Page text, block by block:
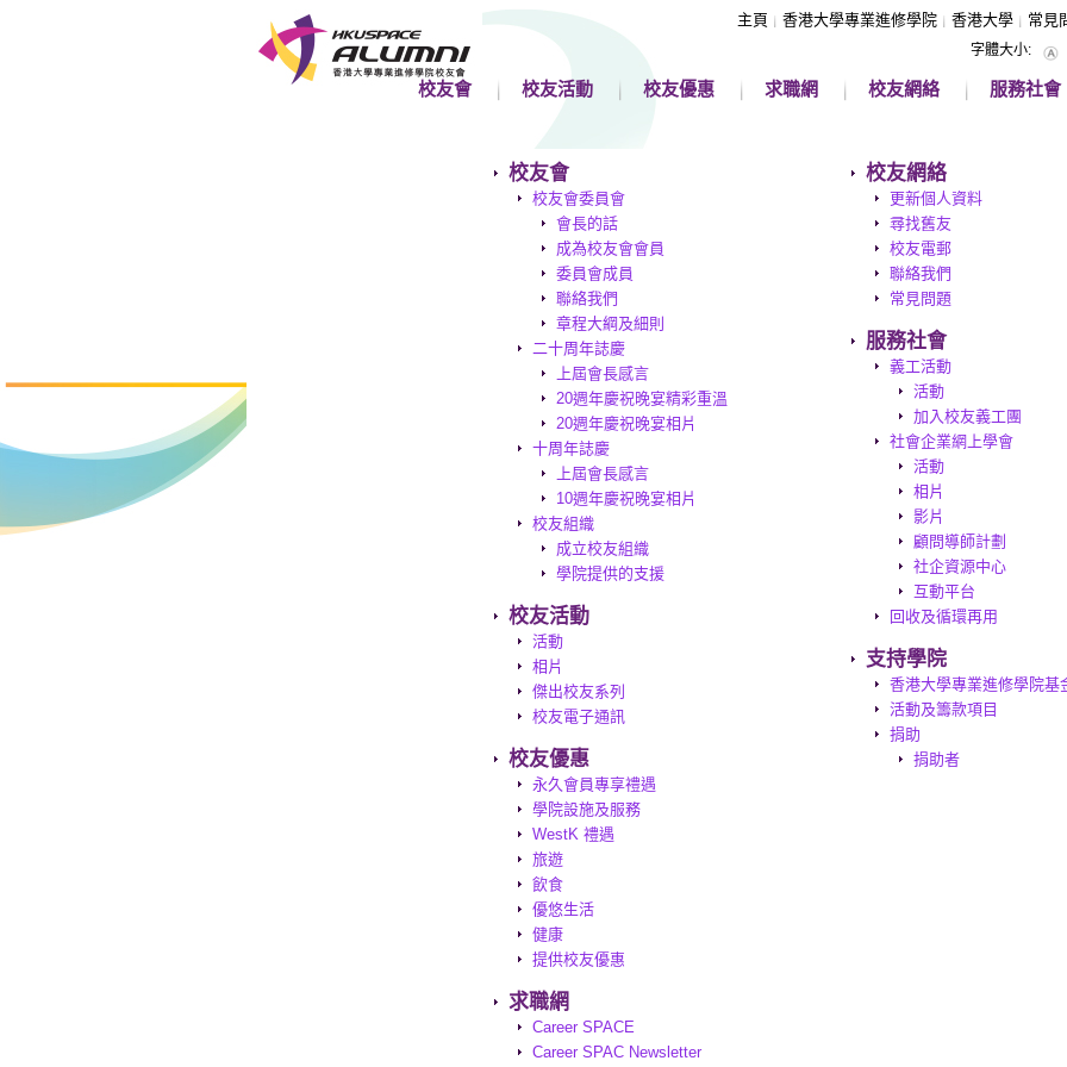
主頁 香港大學專業進修學院 香港大學 常見
字體大小:
校友會 校友活動 校友優惠 求職網 校友網絡 服務社會
校友會
校友會委員會
會長的話
成為校友會會員
委員會成員
聯絡我們
章程大綱及細則
二十周年誌慶
上屆會長感言
20週年慶祝晚宴精彩重溫
20週年慶祝晚宴相片
十周年誌慶
上屆會長感言
10週年慶祝晚宴相片
校友組織
成立校友組織
學院提供的支援
校友活動
活動
相片
傑出校友系列
校友電子通訊
校友優惠
永久會員專享禮遇
學院設施及服務
WestK 禮遇
旅遊
飲食
優悠生活
健康
提供校友優惠
求職網
Career SPACE
Career SPAC Newsletter
校友網絡
更新個人資料
尋找舊友
校友電郵
聯絡我們
常見問題
服務社會
義工活動
活動
加入校友義工團
社會企業網上學會
活動
相片
影片
顧問導師計劃
社企資源中心
互動平台
回收及循環再用
支持學院
香港大學專業進修學院基
活動及籌款項目
捐助
捐助者